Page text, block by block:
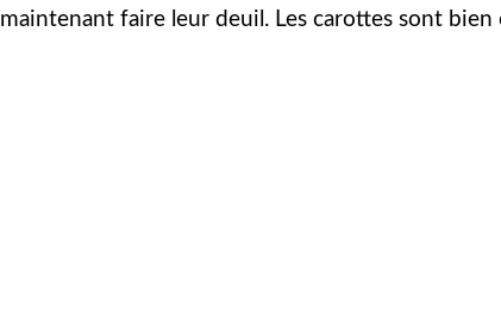
maintenant faire leur deuil. Les carottes sont bien